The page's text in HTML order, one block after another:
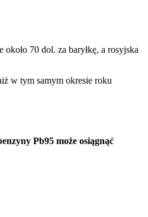
70 dol. za baryłkę, a rosyjska
w tym samym okresie roku
Pb95 może osiągnąć